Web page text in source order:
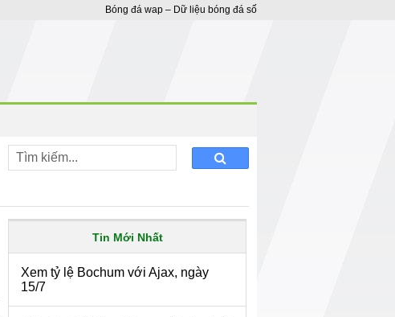
Bóng đá wap – Dữ liệu bóng đá số
Tin Mới Nhất
Xem tỷ lệ Bochum với Ajax, ngày
15/7